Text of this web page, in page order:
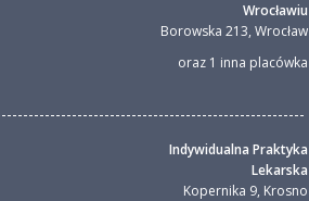
Wrocławiu
Borowska 213,Wrocław
oraz 1 inna placówka
Indywidualna Praktyka
Lekarska
Kopernika 9, Krosno